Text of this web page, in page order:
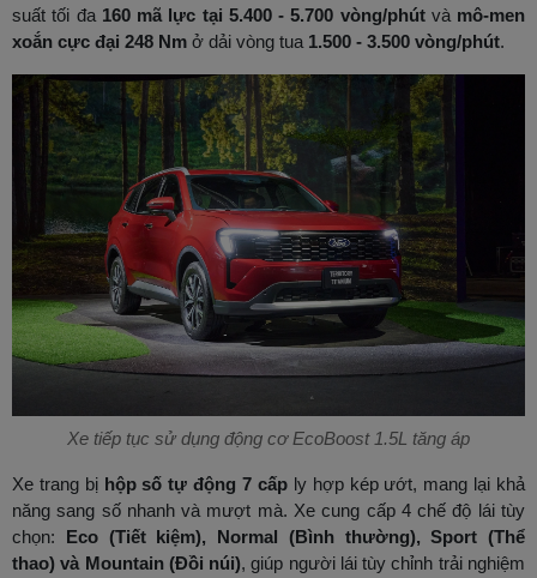
suất tối đa 160 mã lực tại 5.400 - 5.700 vòng/phútvà mô-men
xoắn cực đại 248 Nm ở dải vòng tua 1.500 - 3.500 vòng/phút.
Xe tiếp tục sử dụng động cơ EcoBoost 1.5L tăng áp
Xe trang bị hộp số tự động 7 cấply hợp kép ướt, mang lại khả
năng sang số nhanh và mượt mà. Xe cung cấp 4 chế độ lái tùy
chọn: Eco (Tiết kiệm), Normal (Bình thường), Sport (Thể
thao) và Mountain (Đồi núi), giúp người lái tùy chỉnh trải nghiệm